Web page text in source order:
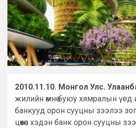
2010.11.10. Монгол Улс.
жилийн өмнө буюу хямралын
банкууд орон сууцны зээлээ
цөөхөн хэдэн банк орон сууцны